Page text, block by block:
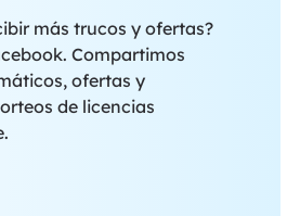
más trucos y ofertas?
Compartimos
ofertas y
de licencias